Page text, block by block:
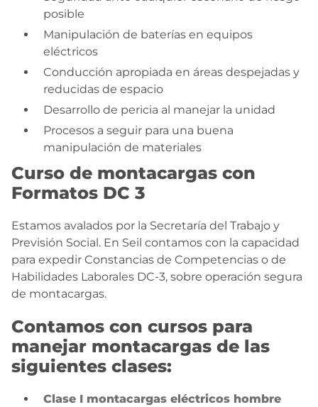
posible
Manipulación de baterías en equipos
eléctricos
Conducción apropiada en áreas despejadas y
reducidas de espacio
Desarrollo de pericia al manejar la unidad
Procesos a seguir para una buena
manipulación de materiales
Curso de montacargas con
Formatos DC 3
Estamos avalados por la Secretaría del Trabajo y
Previsión Social. En Seil contamos con la capacidad
para expedir Constancias de Competencias o de
Habilidades Laborales DC-3, sobre operación segura
de montacargas.
Contamos con cursos para
manejar montacargas de las
siguientes clases:
Clase I montacargas eléctricos hombre